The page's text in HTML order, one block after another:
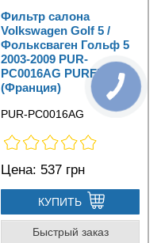
Фильтр салона
Volkswagen Golf 5 /
Фольксваген Гольф 5
2003-2009 PUR-
PC0016AG PURFLUX
(Франция)
PUR-PC0016AG
Цена: 537 грн
КУПИТЬ
Быстрый заказ